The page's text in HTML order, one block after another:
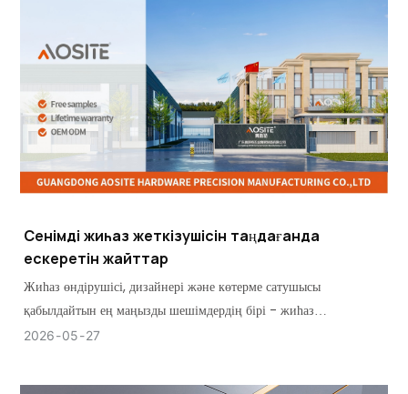
Сенімді жиһаз жеткізушісін таңдағанда
ескеретін жайттар
Жиһаз өндірушісі, дизайнері және көтерме сатушысы
қабылдайтын ең маңызды шешімдердің бірі - жиһаз
жабдықтарын дұрыс жеткізушіні таңдау.
2026 05 27